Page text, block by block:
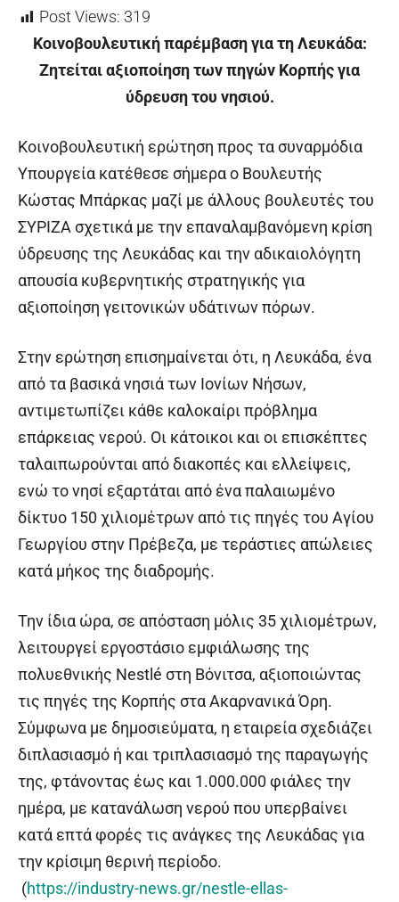
Post Views: 319
Κοινοβουλευτική παρέμβαση για τη Λευκάδα:
Ζητείται αξιοποίηση των πηγών Κορπής για
ύδρευση του νησιού.
Κοινοβουλευτική ερώτηση προς τα συναρμόδια
Υπουργεία κατέθεσε σήμερα ο Βουλευτής
Κώστας Μπάρκας μαζί με άλλους βουλευτές του
ΣΥΡΙΖΑ σχετικά με την επαναλαμβανόμενη κρίση
ύδρευσης της Λευκάδας και την αδικαιολόγητη
απουσία κυβερνητικής στρατηγικής για
αξιοποίηση γειτονικών υδάτινων πόρων.
Στην ερώτηση επισημαίνεται ότι, η Λευκάδα, ένα
από τα βασικά νησιά των Ιονίων Νήσων,
αντιμετωπίζει κάθε καλοκαίρι πρόβλημα
επάρκειας νερού. Οι κάτοικοι και οι επισκέπτες
ταλαιπωρούνται από διακοπές και ελλείψεις,
ενώ το νησί εξαρτάται από ένα παλαιωμένο
δίκτυο 150 χιλιομέτρων από τις πηγές του Αγίου
Γεωργίου στην Πρέβεζα, με τεράστιες απώλειες
κατά μήκος της διαδρομής.
Την ίδια ώρα, σε απόσταση μόλις 35 χιλιομέτρων,
λειτουργεί εργοστάσιο εμφιάλωσης της
πολυεθνικής Nestlé στη Βόνιτσα, αξιοποιώντας
τις πηγές της Κορπής στα Ακαρνανικά Όρη.
Σύμφωνα με δημοσιεύματα, η εταιρεία σχεδιάζει
διπλασιασμό ή και τριπλασιασμό της παραγωγής
της, φτάνοντας έως και 1.000.000 φιάλες την
ημέρα, με κατανάλωση νερού που υπερβαίνει
κατά επτά φορές τις ανάγκες της Λευκάδας για
την κρίσιμη θερινή περίοδο.
(https://industry-news.gr/nestle-ellas-